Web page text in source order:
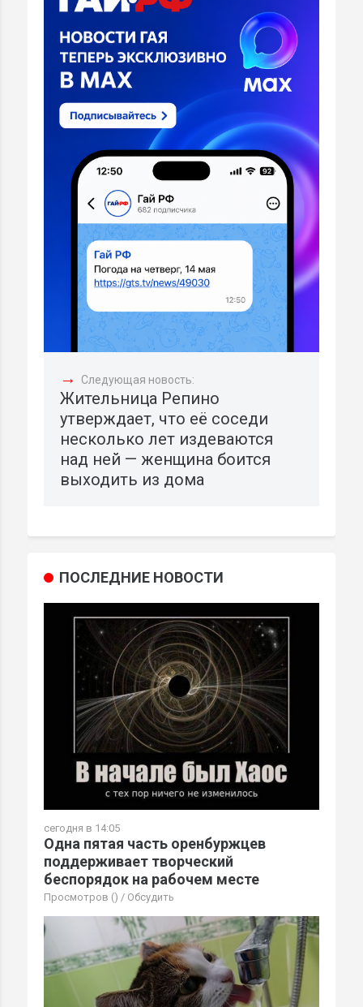
→ Следующая новость:
Жительница Репино
утверждает, что её соседи
несколько лет издеваются
над ней — женщина боится
выходить из дома
ПОСЛЕДНИЕ НОВОСТИ
сегодня в 14:05
Одна пятая часть оренбуржцев
поддерживает творческий
беспорядок на рабочем месте
Просмотров () / Обсудить